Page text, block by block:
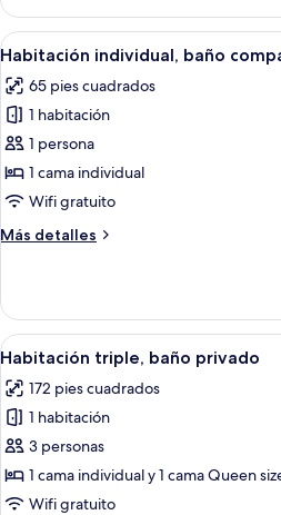
privado
con
camas
baño
privado
Abrir
todas
las
fotos
de
Habitación
individual,
compartido
6
Habitación individual, baño
65 pies cuadrados
1 habitación
1 persona
1 cama individual
Wifi gratuito
Más detalles
Más
individual,
baño
compartido
Abrir
todas
las
fotos
de
Habitación
triple,
Un
5
Habitación triple, baño privado
172 pies cuadrados
1 habitación
3 personas
1 cama individual y 1 cama Queen
Wifi gratuito